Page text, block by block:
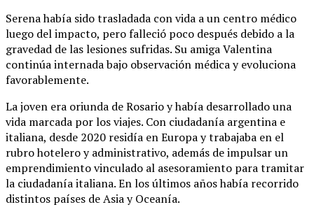
Serena había sido trasladada con vida a un centro médico
luego del impacto, pero falleció poco después debido a la
gravedad de las lesiones sufridas. Su amiga Valentina
continúa internada bajo observación médica y evoluciona
favorablemente.
La joven era oriunda de Rosario y había desarrollado una
vida marcada por los viajes. Con ciudadanía argentina e
italiana, desde 2020 residía en Europa y trabajaba en el
rubro hotelero y administrativo, además de impulsar un
emprendimiento vinculado al asesoramiento para tramitar
la ciudadanía italiana. En los últimos años había recorrido
distintos países de Asia y Oceanía.